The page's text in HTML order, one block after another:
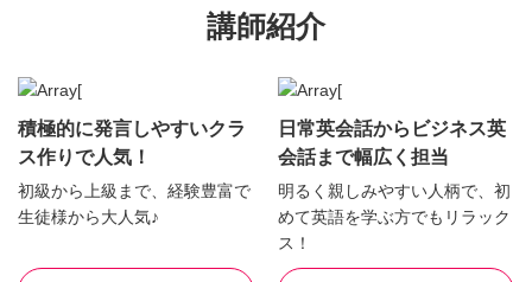
講師紹介
積極的に発言しやすいクラ
ス作りで人気！
初級から上級まで、経験豊富で
生徒様から大人気♪
日常英会話からビジネス英
会話まで幅広く担当
明るく親しみやすい人柄で、初
めて英語を学ぶ方でもリラック
ス！